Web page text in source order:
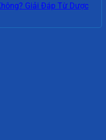
Giải Đáp Từ Dược